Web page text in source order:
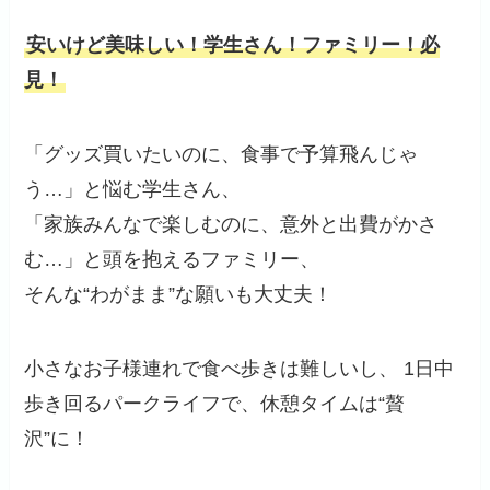
安いけど美味しい！学生さん！ファミリー！必
見！
「グッズ買いたいのに、食事で予算飛んじゃ
う…」と悩む学生さん、
「家族みんなで楽しむのに、意外と出費がかさ
む…」と頭を抱えるファミリー、
そんな“わがまま”な願いも大丈夫！
小さなお子様連れで食べ歩きは難しいし、 1日中
歩き回るパークライフで、休憩タイムは“贅
沢”に！